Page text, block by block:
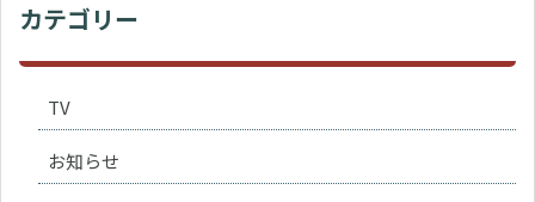
カテゴリー
TV
お知らせ